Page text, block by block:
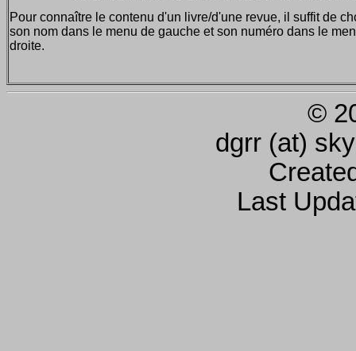
Pour connaître le contenu d'un livre/d'une revue, il suffit de
son nom dans le menu de gauche et son numéro dans le
droite.
©
dgrr (at)
Last